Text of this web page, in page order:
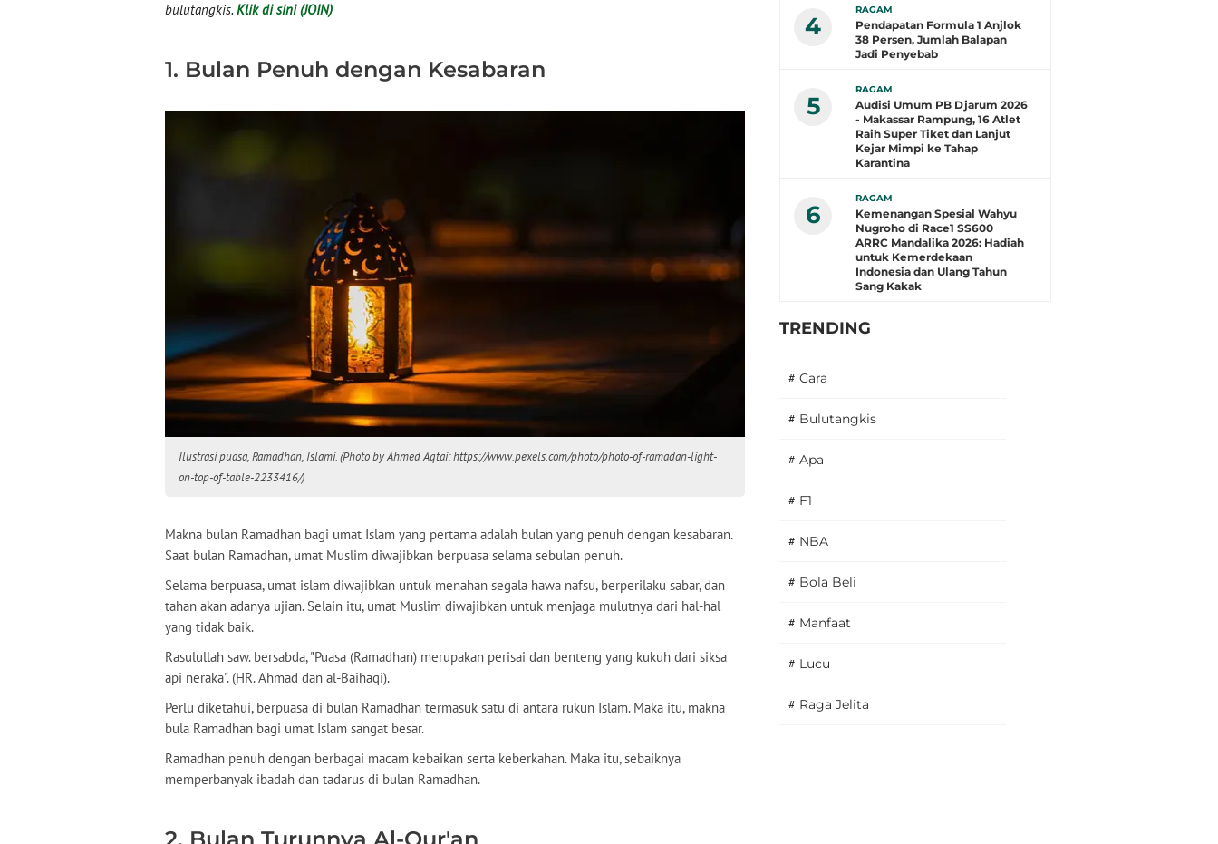
bulutangkis. Klik di sini (JOIN)
1. Bulan Penuh dengan Kesabaran
Ilustrasi puasa, Ramadhan, Islami. (Photo by Ahmed Aqtai: https://www.pexels.com/photo/photo-of-ramadan-light-
on-top-of-table-2233416/)
Makna bulan Ramadhan bagi umat Islam yang pertama adalah bulan yang penuh dengan kesabaran.
Saat bulan Ramadhan, umat Muslim diwajibkan berpuasa selama sebulan penuh.
Selama berpuasa, umat islam diwajibkan untuk menahan segala hawa nafsu, berperilaku sabar, dan
tahan akan adanya ujian. Selain itu, umat Muslim diwajibkan untuk menjaga mulutnya dari hal-hal
yang tidak baik.
Rasulullah saw. bersabda, "Puasa (Ramadhan) merupakan perisai dan benteng yang kukuh dari siksa
api neraka". (HR. Ahmad dan al-Baihaqi).
Perlu diketahui, berpuasa di bulan Ramadhan termasuk satu di antara rukun Islam. Maka itu, makna
bula Ramadhan bagi umat Islam sangat besar.
Ramadhan penuh dengan berbagai macam kebaikan serta keberkahan. Maka itu, sebaiknya
memperbanyak ibadah dan tadarus di bulan Ramadhan.
4
RAGAM
Pendapatan Formula 1 Anjlok
38 Persen, Jumlah Balapan
Jadi Penyebab
5
RAGAM
Audisi Umum PB Djarum 2026
- Makassar Rampung, 16 Atlet
Raih Super Tiket dan Lanjut
Kejar Mimpi ke Tahap
Karantina
6
RAGAM
Kemenangan Spesial Wahyu
Nugroho di Race1 SS600
ARRC Mandalika 2026: Hadiah
untuk Kemerdekaan
Indonesia dan Ulang Tahun
Sang Kakak
TRENDING
# Cara
# Bulutangkis
# Apa
# F1
# NBA
# Bola Beli
# Manfaat
# Lucu
# Raga Jelita